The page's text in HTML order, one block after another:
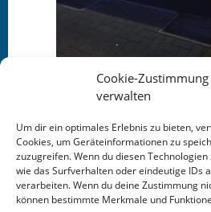
Cookie-Zustimmung
verwalten
Um dir ein optimales Erlebnis zu bieten,
Cookies, um Geräteinformationen zu
zuzugreifen. Wenn du diesen
wie das Surfverhalten oder eindeutige IDs
verarbeiten. Wenn du deine Zustimmung
können bestimmte Merkmale und
This entry was posted in
permalink.